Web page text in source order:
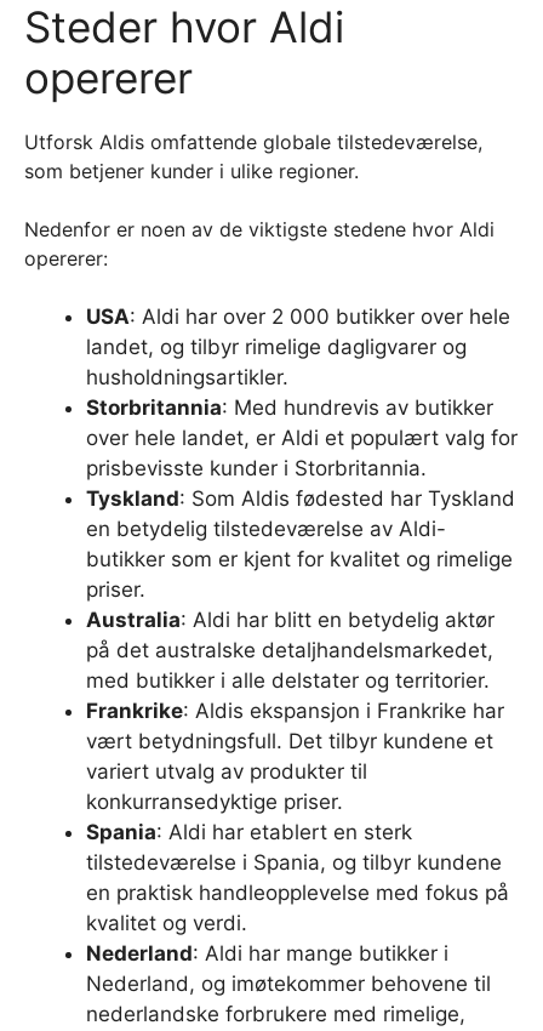
Steder hvor Aldi
opererer
Utforsk Aldis omfattende globale tilstedeværelse,
som betjener kunder i ulike regioner.
Nedenfor er noen av de viktigste stedene hvor Aldi
opererer:
USA: Aldi har over 2 000 butikker over hele
landet, og tilbyr rimelige dagligvarer og
husholdningsartikler.
Storbritannia: Med hundrevis av butikker
over hele landet, er Aldi et populært valg for
prisbevisste kunder i Storbritannia.
Tyskland: Som Aldis fødested har Tyskland
en betydelig tilstedeværelse av Aldi-
butikker som er kjent for kvalitet og rimelige
priser.
Australia: Aldi har blitt en betydelig aktør
på det australske detaljhandelsmarkedet,
med butikker i alle delstater og territorier.
Frankrike: Aldis ekspansjon i Frankrike har
vært betydningsfull. Det tilbyr kundene et
variert utvalg av produkter til
konkurransedyktige priser.
Spania: Aldi har etablert en sterk
tilstedeværelse i Spania, og tilbyr kundene
en praktisk handleopplevelse med fokus på
kvalitet og verdi.
Nederland: Aldi har mange butikker i
Nederland, og imøtekommer behovene til
nederlandske forbrukere med rimelige,